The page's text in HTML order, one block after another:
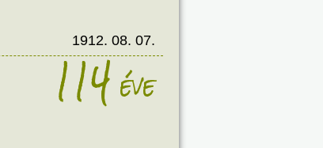
1912. 08. 07.
114éve